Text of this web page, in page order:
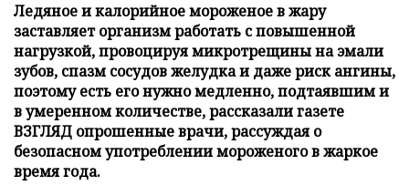
Ледяное и калорийное мороженое в жару
заставляет организм работать с повышенной
нагрузкой, провоцируя микротрещины на эмали
зубов, спазм сосудов желудка и даже риск ангины,
поэтому есть его нужно медленно, подтаявшим и
в умеренном количестве, рассказали газете
ВЗГЛЯД опрошенные врачи, рассуждая о
безопасном употреблении мороженого в жаркое
время года.